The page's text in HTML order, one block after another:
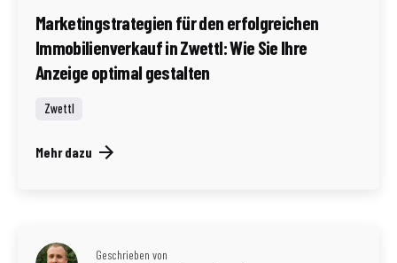
Marketingstrategien für den erfolgreichen
Immobilienverkauf in Zwettl: Wie Sie Ihre
Anzeige optimal gestalten
Zwettl
Mehr dazu
Geschrieben von